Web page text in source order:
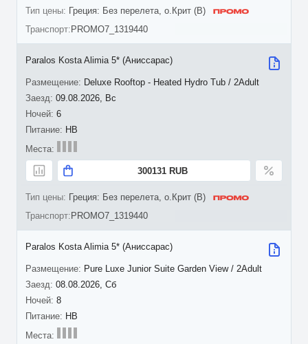
Греция: Без перелета, о.Крит (B)
PROMO7_1319440
09.08.2026, Вс
6
Paralos Kosta Alimia 5* (Аниссарас)
Deluxe Rooftop - Heated Hydro Tub / 2Adult
HB
300131 RUB
Греция: Без перелета, о.Крит (B)
PROMO7_1319440
08.08.2026, Сб
8
Paralos Kosta Alimia 5* (Аниссарас)
Pure Luxe Junior Suite Garden View / 2Adult
HB